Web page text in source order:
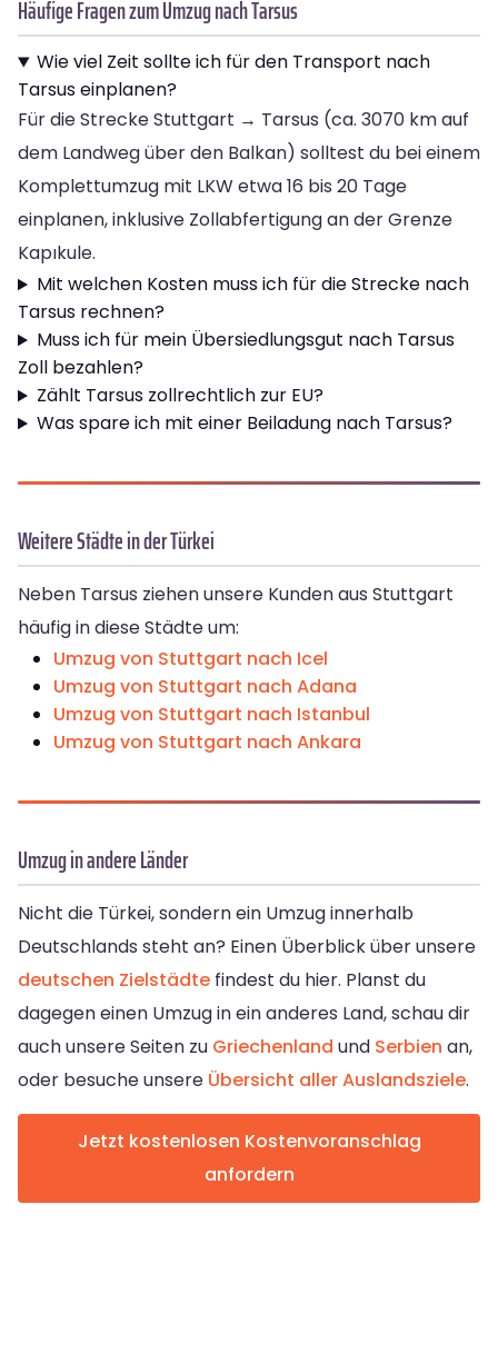
Häufige Fragen zum Umzug nach Tarsus
Wie viel Zeit sollte ich für den Transport nach
Tarsus einplanen?
Für die Strecke Stuttgart → Tarsus (ca. 3070 km auf
dem Landweg über den Balkan) solltest du bei einem
Komplettumzug mit LKW etwa 16 bis 20 Tage
einplanen, inklusive Zollabfertigung an der Grenze
Kapıkule.
Mit welchen Kosten muss ich für die Strecke nach
Tarsus rechnen?
Muss ich für mein Übersiedlungsgut nach Tarsus
Zoll bezahlen?
Zählt Tarsus zollrechtlich zur EU?
Was spare ich mit einer Beiladung nach Tarsus?
Weitere Städte in der Türkei
Neben Tarsus ziehen unsere Kunden aus Stuttgart
häufig in diese Städte um:
Umzug von Stuttgart nach Icel
Umzug von Stuttgart nach Adana
Umzug von Stuttgart nach Istanbul
Umzug von Stuttgart nach Ankara
Umzug in andere Länder
Nicht die Türkei, sondern ein Umzug innerhalb
Deutschlands steht an? Einen Überblick über unsere
deutschen Zielstädte findest du hier. Planst du
dagegen einen Umzug in ein anderes Land, schau dir
auch unsere Seiten zu Griechenland und Serbien an,
oder besuche unsere Übersicht aller Auslandsziele.
Jetzt kostenlosen Kostenvoranschlag
anfordern